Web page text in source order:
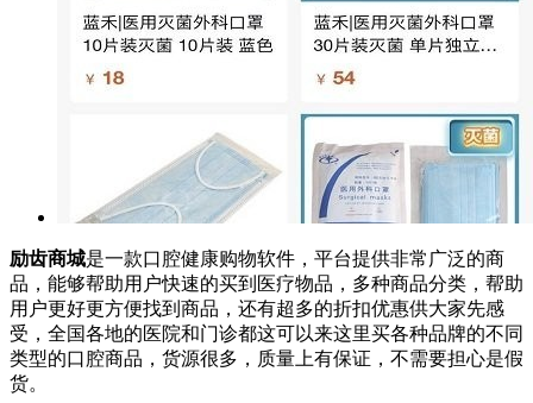
励齿商城是一款口腔健康购物软件，平台提供非常广泛的商
品，能够帮助用户快速的买到医疗物品，多种商品分类，帮助
用户更好更方便找到商品，还有超多的折扣优惠供大家先感
受，全国各地的医院和门诊都这可以来这里买各种品牌的不同
类型的口腔商品，货源很多，质量上有保证，不需要担心是假
货。